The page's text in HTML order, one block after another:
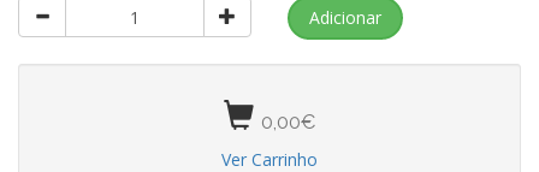
0,00€
Ver Carrinho